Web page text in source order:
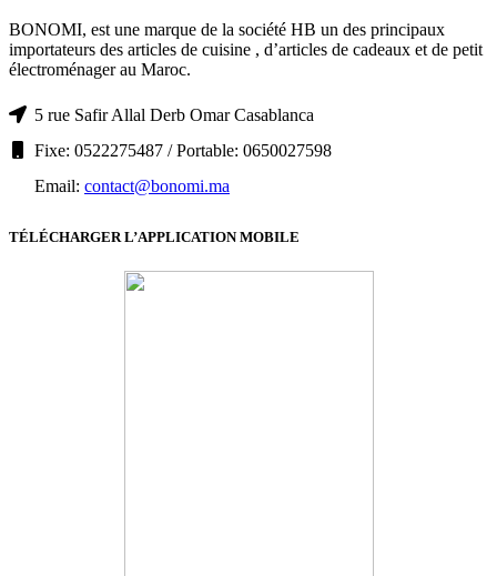
BONOMI, est une marque de la société HB un des principaux
importateurs des articles de cuisine , d’articles de cadeaux et de petit
électroménager au Maroc.
5 rue Safir Allal Derb Omar Casablanca
Fixe: 0522275487 / Portable: 0650027598
Email: contact@bonomi.ma
TÉLÉCHARGER L’APPLICATION MOBILE